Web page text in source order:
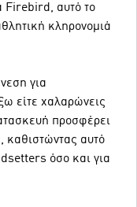
Firebird, αυτό το
κληρονομιά
για
είτε χαλαρώνεις
προσφέρει
καθιστώντας αυτό
όσο και για